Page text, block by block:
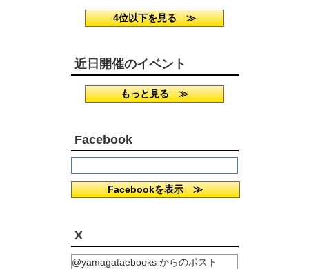
4位以下を見る ≫
近日開催のイベント
もっと見る ≫
Facebook
Facebookを表示 ≫
X
@yamagataebooks からのポスト